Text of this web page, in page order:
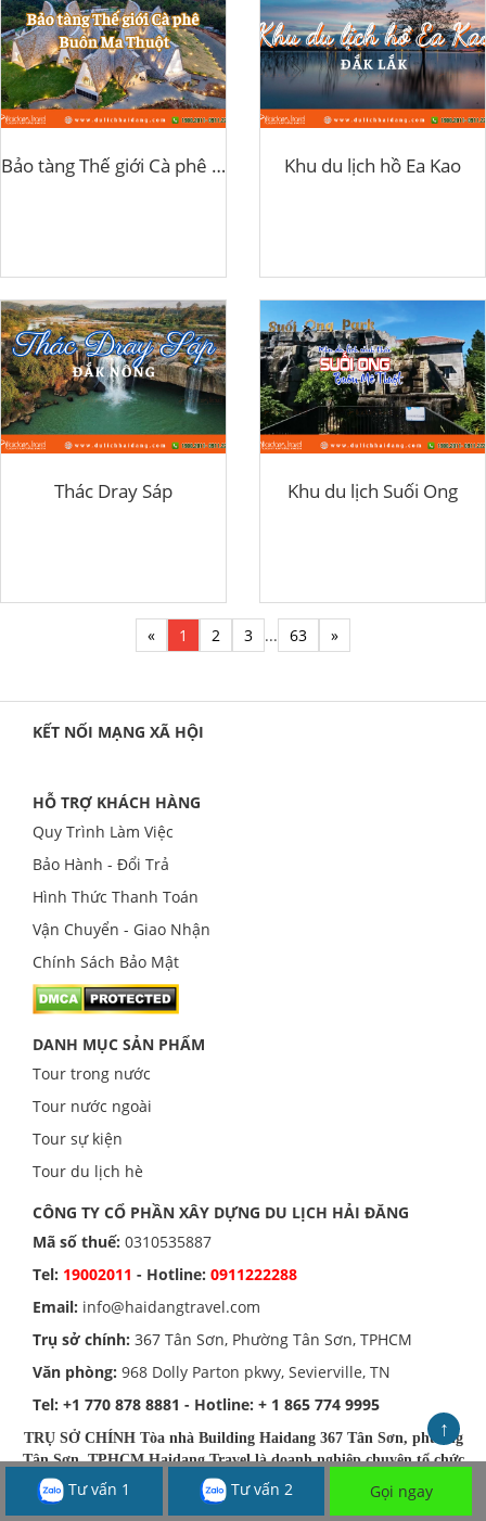
Bảo tàng Thế giới Cà phê Buôn Ma Thuột Khu du lịch hồ Ea Kao
Thác Dray Sáp Khu du lịch Suối Ong
« 1 2 3 ... 63 »
KẾT NỐI MẠNG XÃ HỘI
HỖ TRỢ KHÁCH HÀNG
Quy Trình Làm Việc
Bảo Hành - Đổi Trả
Hình Thức Thanh Toán
Vận Chuyển - Giao Nhận
Chính Sách Bảo Mật
DANH MỤC SẢN PHẨM
Tour trong nước
Tour nước ngoài
Tour sự kiện
Tour du lịch hè
CÔNG TY CỔ PHẦN XÂY DỰNG DU LỊCH HẢI ĐĂNG
Mã số thuế: 0310535887
Tel: 19002011 - Hotline: 0911222288
Email: info@haidangtravel.com
Trụ sở chính: 367 Tân Sơn, Phường Tân Sơn, TPHCM
Văn phòng: 968 Dolly Parton pkwy, Sevierville, TN
Tel: +1 770 878 8881 - Hotline: + 1 865 774 9995
↑
Tư vấn 1 Tư vấn 2 Gọi ngay
TRỤ SỞ CHÍNH Tòa nhà Building Haidang 367 Tân Sơn, phường
Tân Sơn, TPHCM Haidang Travel là doanh nghiệp chuyên tổ chức
du lịch, teambuilding, event trong và ngoài nước Số giấy phép lữ
hành quốc tế: 79-723/2017/TCDL-GP LHQT